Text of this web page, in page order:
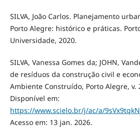
SILVA, João Carlos. Planejamento
Porto Alegre: histórico e práticas.
Universidade, 2020.
SILVA, Vanessa Gomes da; JOHN,
de resíduos da construção civil e
Ambiente Construído, Porto Alegre, v.
Disponível em:
https://www.scielo.br/j/ac/a/
Acesso em: 13 jan. 2026.